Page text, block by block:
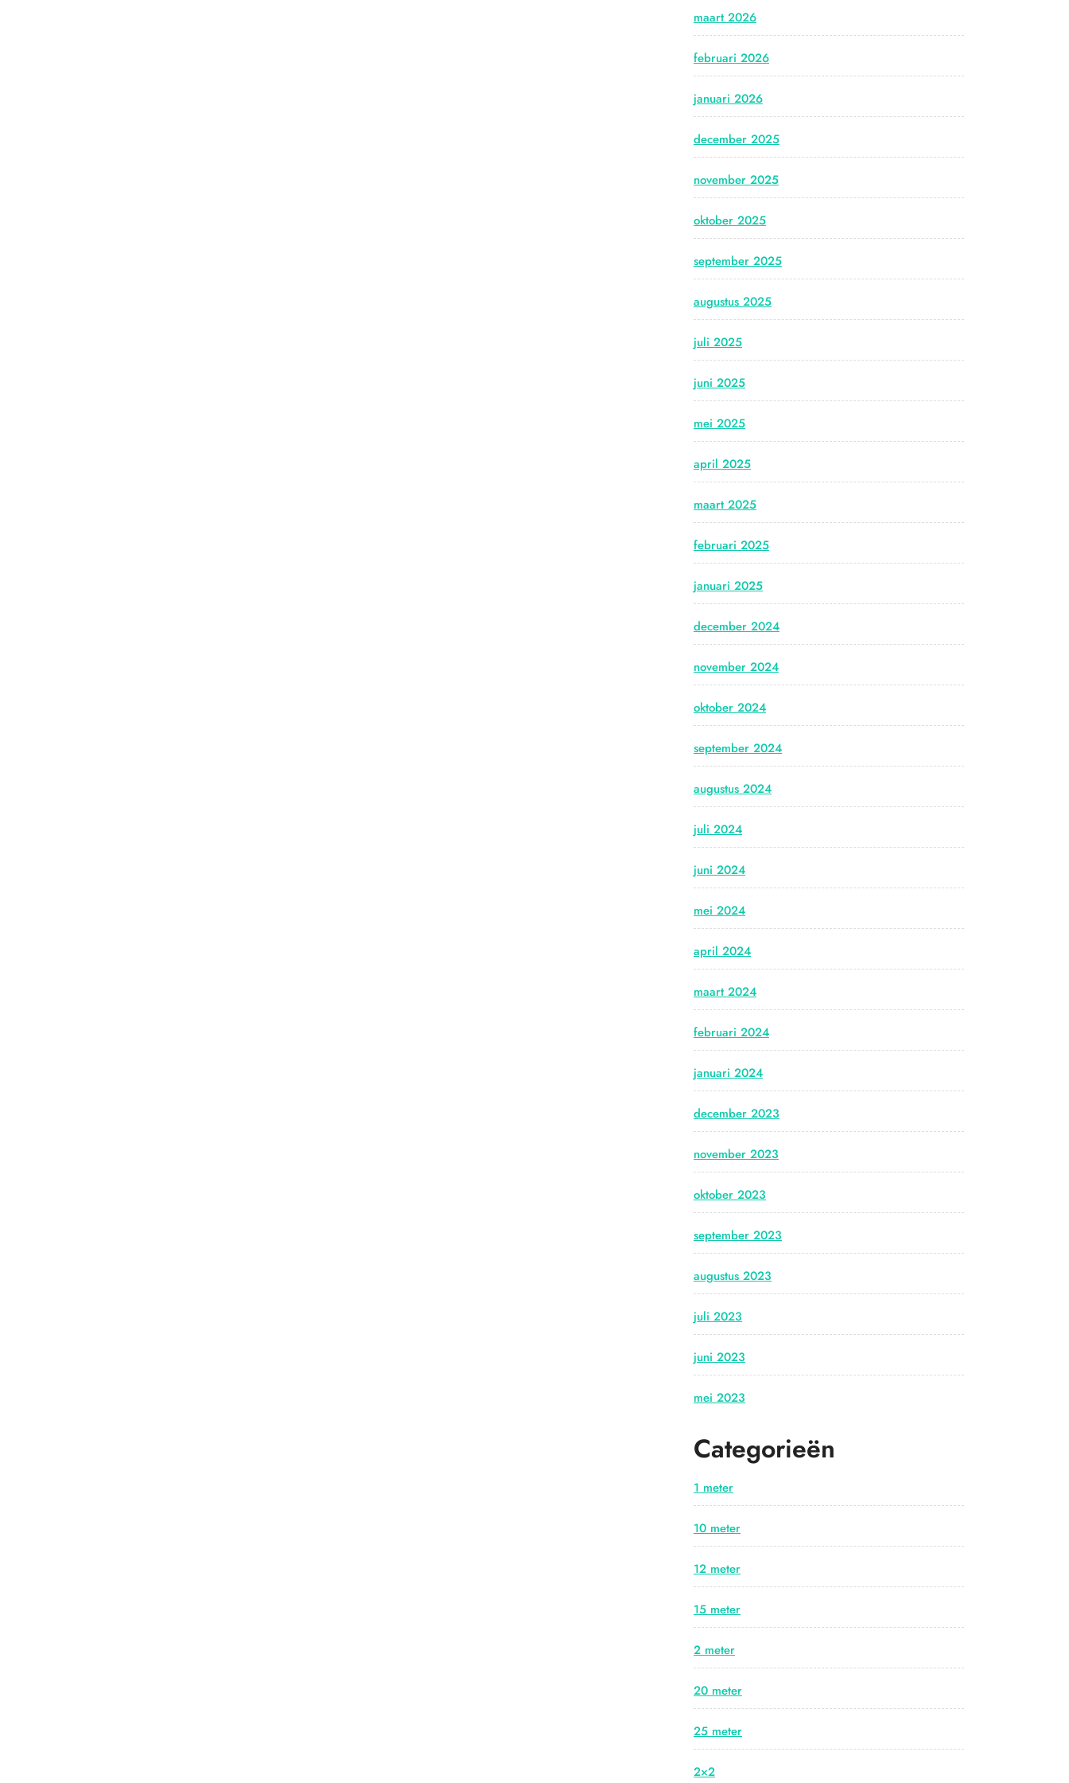
maart 2026
februari 2026
januari 2026
december 2025
november 2025
oktober 2025
september 2025
augustus 2025
juli 2025
juni 2025
mei 2025
april 2025
maart 2025
februari 2025
januari 2025
december 2024
november 2024
oktober 2024
september 2024
augustus 2024
juli 2024
juni 2024
mei 2024
april 2024
maart 2024
februari 2024
januari 2024
december 2023
november 2023
oktober 2023
september 2023
augustus 2023
juli 2023
juni 2023
mei 2023
Categorieën
1 meter
10 meter
12 meter
15 meter
2 meter
20 meter
25 meter
2×2